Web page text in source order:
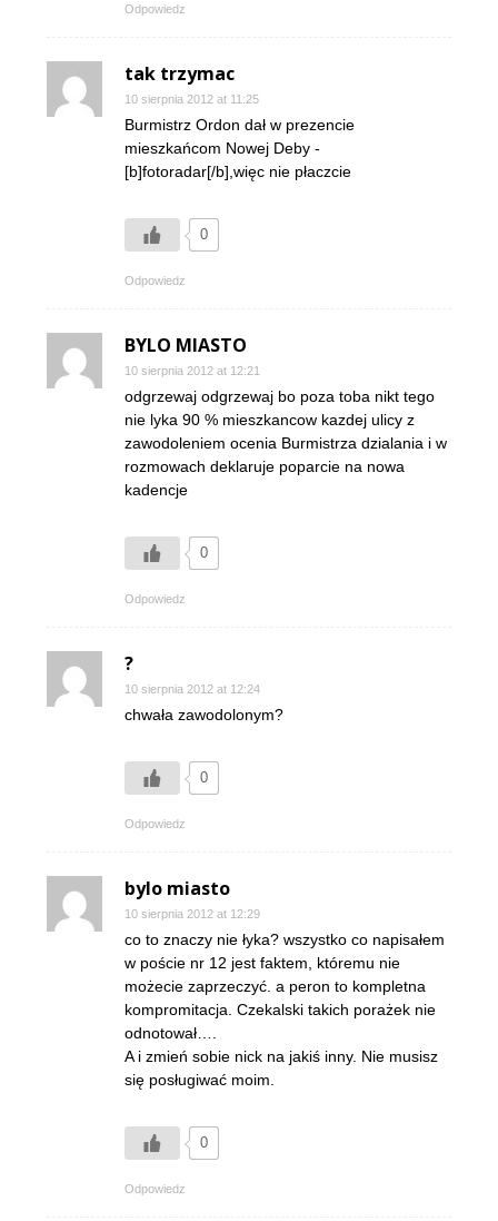
Odpowiedz
tak trzymac
10 sierpnia 2012 at 11:25
Burmistrz Ordon dał w prezencie
mieszkańcom Nowej Deby -
[b]fotoradar[/b],więc nie płaczcie
0
Odpowiedz
BYLO MIASTO
10 sierpnia 2012 at 12:21
odgrzewaj odgrzewaj bo poza toba nikt tego
nie lyka 90 % mieszkancow kazdej ulicy z
zawodoleniem ocenia Burmistrza dzialania i w
rozmowach deklaruje poparcie na nowa
kadencje
0
Odpowiedz
?
10 sierpnia 2012 at 12:24
chwała zawodolonym?
0
Odpowiedz
bylo miasto
10 sierpnia 2012 at 12:29
co to znaczy nie łyka? wszystko co napisałem
w poście nr 12 jest faktem, któremu nie
możecie zaprzeczyć. a peron to kompletna
kompromitacja. Czekalski takich porażek nie
odnotował….
A i zmień sobie nick na jakiś inny. Nie musisz
się posługiwać moim.
0
Odpowiedz